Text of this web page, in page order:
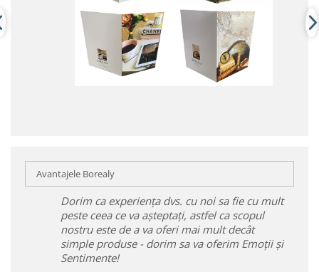
Avantajele Borealy
Dorim ca experiența dvs. cu noi sa fie cu mult
peste ceea ce va așteptați, astfel ca scopul
nostru este de a va oferi mai mult decât
simple produse - dorim sa va oferim Emoții și
Sentimente!